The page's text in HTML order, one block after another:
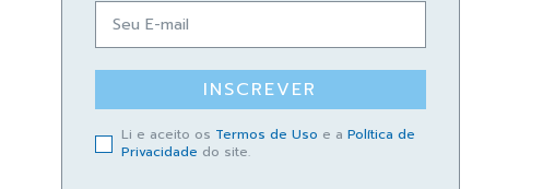
INSCREVER
Li e aceito os Termos de Uso e a Política de
Privacidade do site.